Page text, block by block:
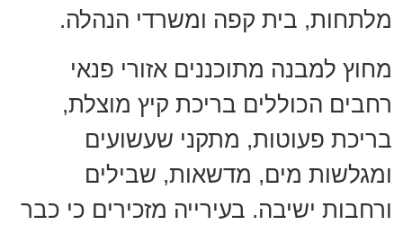
מלתחות, בית קפה ומשרדי הנהלה.
מחוץ למבנה מתוכננים אזורי פנאי
רחבים הכוללים בריכת קיץ מוצלת,
בריכת פעוטות, מתקני שעשועים
ומגלשות מים, מדשאות, שבילים
ורחבות ישיבה. בעירייה מזכירים כי כבר